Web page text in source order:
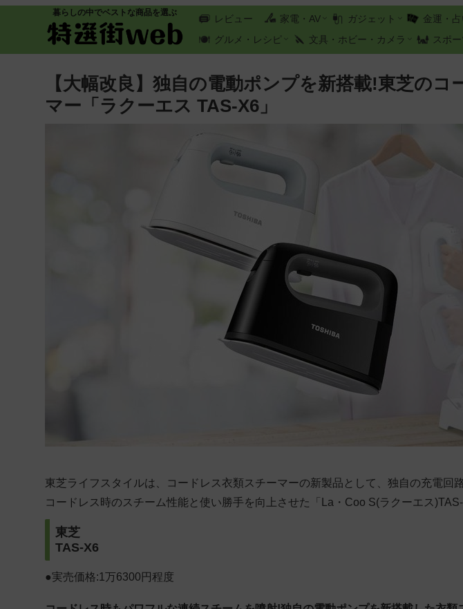
暮らしの中でベストな商品を選ぶ
レビュー 家電・AV ガジェット 金運・占
グルメ・レシピ
文具・ホビー・カメラ スポ
【大幅改良】独自の電動ポンプを新搭載!東芝のコ
マー「ラクーエス TAS-X6」
東芝ライフスタイルは、コードレス衣類スチーマーの新製品として、独自の充電回
コードレス時のスチーム性能と使い勝手を向上させた「La・Coo S(ラクーエス)TAS-
東芝
TAS-X6
●実売価格:1万6300円程度